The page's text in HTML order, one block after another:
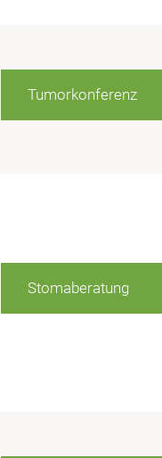
Tumorkonferenz
Stomaberatung